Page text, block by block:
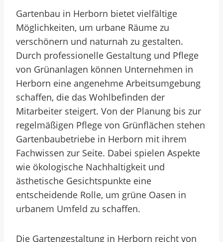
Gartenbau in Herborn bietet vielfältige
Möglichkeiten, um urbane Räume zu
verschönern und naturnah zu gestalten.
Durch professionelle Gestaltung und Pflege
von Grünanlagen können Unternehmen in
Herborn eine angenehme Arbeitsumgebung
schaffen, die das Wohlbefinden der
Mitarbeiter steigert. Von der Planung bis zur
regelmäßigen Pflege von Grünflächen stehen
Gartenbaubetriebe in Herborn mit ihrem
Fachwissen zur Seite. Dabei spielen Aspekte
wie ökologische Nachhaltigkeit und
ästhetische Gesichtspunkte eine
entscheidende Rolle, um grüne Oasen in
urbanem Umfeld zu schaffen.
Die Gartengestaltung in Herborn reicht von